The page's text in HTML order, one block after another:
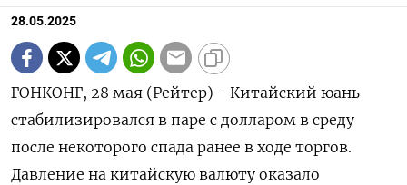
28.05.2025
ГОНКОНГ, 28 мая (Рейтер) - Китайский юань
стабилизировался в паре с долларом в среду
после некоторого спада ранее в ходе торгов.
Давление на китайскую валюту оказало